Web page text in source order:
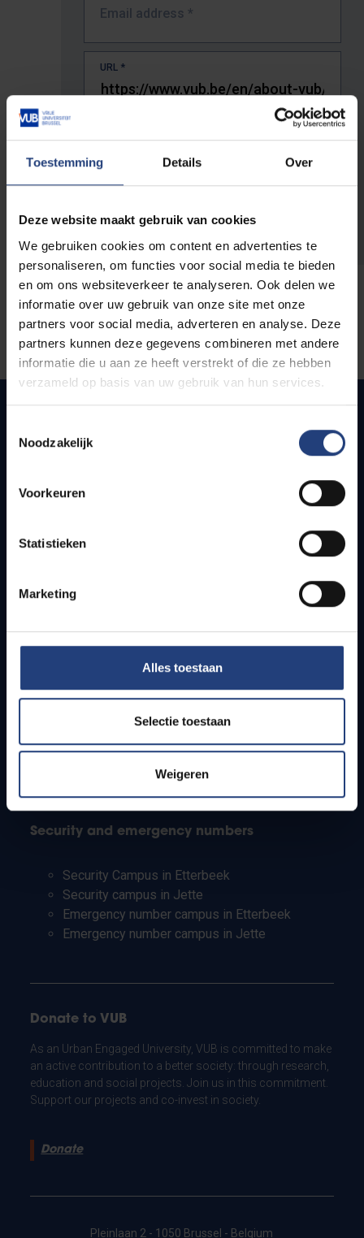
Toestemming Details Over
Deze website maakt gebruik van cookies
We gebruiken cookies om content en advertenties te
personaliseren, om functies voor social media te bieden
en om ons websiteverkeer te analyseren. Ook delen we
informatie over uw gebruik van onze site met onze
partners voor social media, adverteren en analyse. Deze
partners kunnen deze gegevens combineren met andere
informatie die u aan ze heeft verstrekt of die ze hebben
verzameld op basis van uw gebruik van hun services.
Noodzakelijk
Voorkeuren
Statistieken
Marketing
Alles toestaan
Selectie toestaan
Weigeren
Email address *
URL *
The full URL of the page where you encountered the error.
Quick links
How to get to the VUB campuses
Students
PhD students
Teachers and secondary schools
Working students
Security and emergency numbers
Security Campus in Etterbeek
Security campus in Jette
Emergency number campus in Etterbeek
Emergency number campus in Jette
Donate to VUB
As an Urban Engaged University, VUB is committed to make
an active contribution to a better society: through research,
education and social projects. Join us in this commitment.
Support our projects and co-invest in society.
Donate
Pleinlaan 2 - 1050 Brussel - Belgium